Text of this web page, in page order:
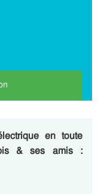
en toute
& ses amis :